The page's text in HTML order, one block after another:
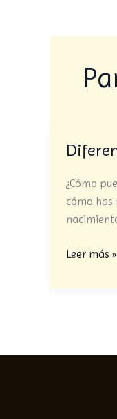
¿Cómo
cómo has
Diferentes
de
nacer
Leer más »